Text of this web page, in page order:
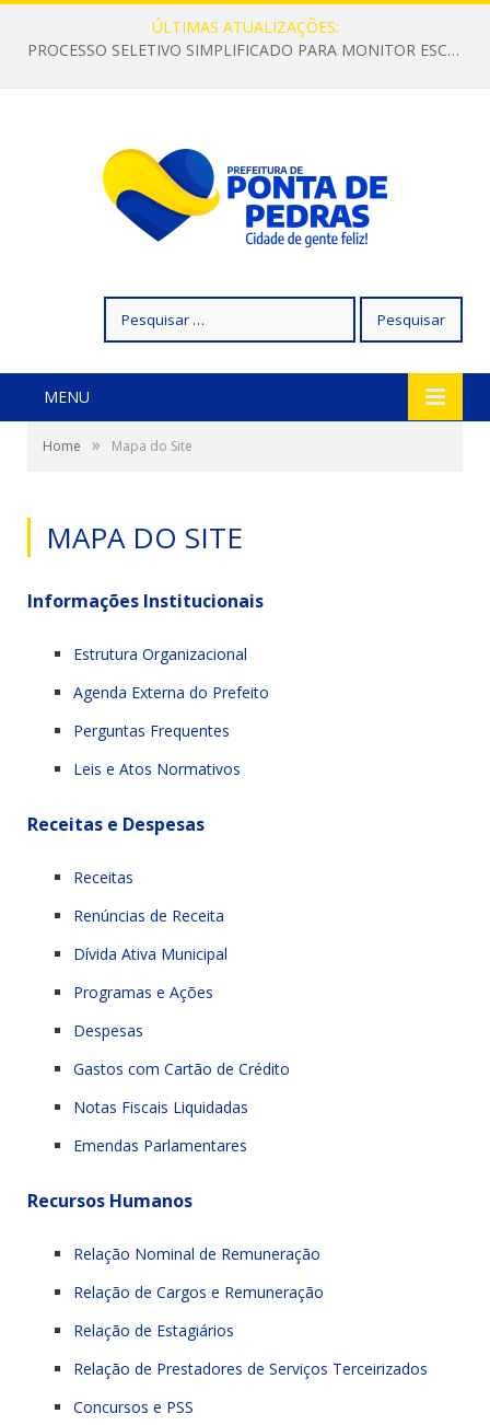
ÚLTIMAS ATUALIZAÇÕES:
PROCESSO SELETIVO SIMPLIFICADO PARA MONITOR ESCOLAR
por:
MENU
Home » Mapa do Site
MAPA DO SITE
Informações Institucionais
Estrutura Organizacional
Agenda Externa do Prefeito
Perguntas Frequentes
Leis e Atos Normativos
Receitas e Despesas
Receitas
Renúncias de Receita
Dívida Ativa Municipal
Programas e Ações
Despesas
Gastos com Cartão de Crédito
Notas Fiscais Liquidadas
Emendas Parlamentares
Recursos Humanos
Relação Nominal de Remuneração
Relação de Cargos e Remuneração
Relação de Estagiários
Relação de Prestadores de Serviços Terceirizados
Concursos e PSS